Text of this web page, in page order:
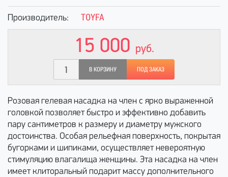
Производитель: TOYFA
15 000 руб.
В КОРЗИНУ ПОД ЗАКАЗ
Розовая гелевая насадка на член с ярко выраженной
головкой позволяет быстро и эффективно добавить
пару сантиметров к размеру и диаметру мужского
достоинства. Особая рельефная поверхность, покрытая
бугорками и шипиками, осуществляет невероятную
стимуляцию влагалища женщины. Эта насадка на член
имеет клиторальный подарит массу дополнительного